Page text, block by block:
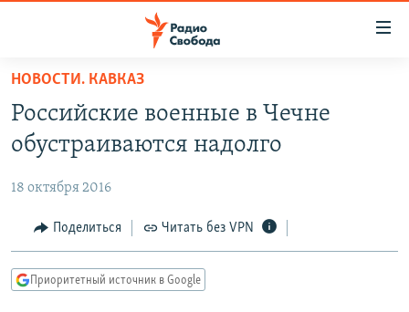
упрощенного
доступа
Вернуться
основному
Вернутся
главной
навигации
ПОДКАСТЫ
АВТОРСКИЕ ПРОЕКТЫ
ЦИТАТЫ СВОБОДЫ
МНЕНИЯ
IDEL.РЕАЛИИ
НОВОСТИ. КАВКАЗ
Российские военные в Чечне
обустраиваются надолго
18 октября 2016
Поделиться Читать без VPN
Приоритетный источник в Google